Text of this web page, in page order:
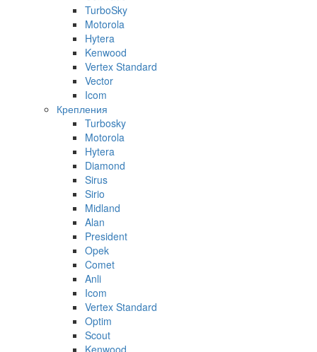
TurboSky
Motorola
Hytera
Kenwood
Vertex Standard
Vector
Icom
Крепления
Turbosky
Motorola
Hytera
Diamond
Sirus
Sirio
Midland
Alan
President
Opek
Comet
Anli
Icom
Vertex Standard
Optim
Scout
Kenwood